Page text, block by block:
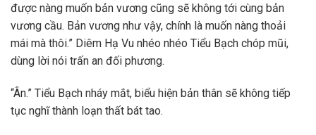
được nàng muốn bản vương cũng sẽ không tới cùng bản
vương cầu. Bản vương như vậy, chính là muốn nàng thoải
mái mà thôi.” Diêm Hạ Vu nhéo nhéo Tiểu Bạch chóp mũi,
dùng lời nói trấn an đối phương.
“Ân.” Tiểu Bạch nháy mắt, biểu hiện bản thân sẽ không tiếp
tục nghĩ thành loạn thất bát tao.